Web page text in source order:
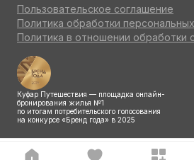
Пользовательское соглашение
Политика обработки
Политика в отношении обработки
Куфар Путешествия — площадка онлайн-
бронирования жилья №1
по итогам потребительского голосования
на конкурсе «Бренд года» в 2025